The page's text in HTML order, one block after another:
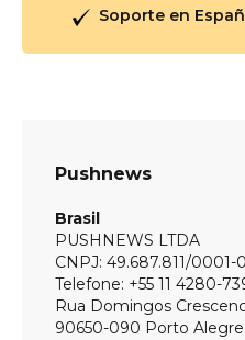
Soporte en
Pushnews
Brasil
PUSHNEWS LTDA
CNPJ: 49.687.811/0001-
Telefone: +55 11 4280-
Rua Domingos
90650-090 Porto Alegre,